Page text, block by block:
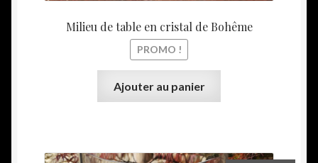
Milieu de table en cristal de Bohême
PROMO !
Ajouter au panier